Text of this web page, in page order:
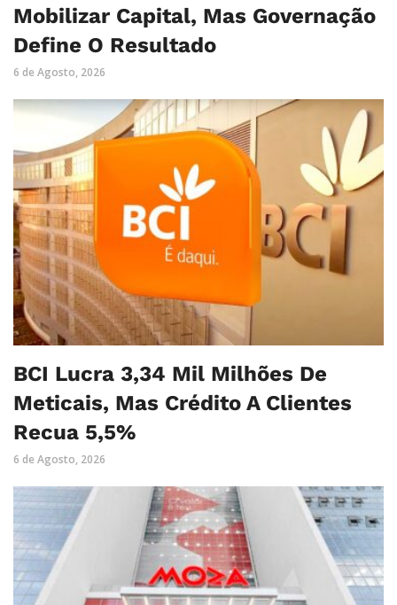
Mobilizar Capital, Mas Governação
Define O Resultado
6 de Agosto, 2026
BCI Lucra 3,34 Mil Milhões De
Meticais, Mas Crédito A Clientes
Recua 5,5%
6 de Agosto, 2026